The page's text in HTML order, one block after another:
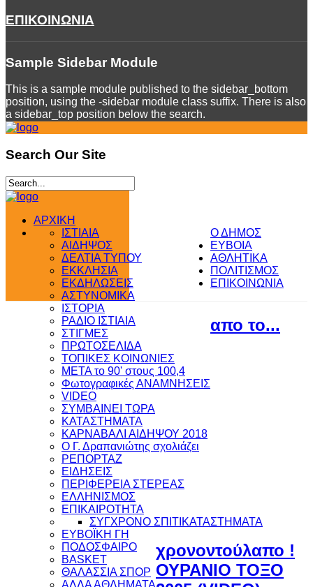
ΕΠΙΚΟΙΝΩΝΙΑ
Sample Sidebar Module
This is a sample module published to the sidebar_bottom
position, using the -sidebar module class suffix. There is also
a sidebar_top position below the search.
Search Our Site
ΑΡΧΙΚΗ
Ο ΔΗΜΟΣ
ΙΣΤΙΑΙΑ
ΑΙΔΗΨΟΣ
ΔΕΛΤΙΑ ΤΥΠΟΥ
ΕΚΚΛΗΣΙΑ
ΕΚΔΗΛΩΣΕΙΣ
ΑΣΤΥΝΟΜΙΚΑ
ΙΣΤΟΡΙΑ
ΡΑΔΙΟ ΙΣΤΙΑΙΑ
ΣΤΙΓΜΕΣ
ΠΡΩΤΟΣΕΛΙΔΑ
ΤΟΠΙΚΕΣ ΚΟΙΝΩΝΙΕΣ
ΜΕΤΑ το 90' στους 100,4
Φωτογραφικές ΑΝΑΜΝΗΣΕΙΣ
VIDEO
ΣΥΜΒΑΙΝΕΙ ΤΩΡΑ
ΚΑΤΑΣΤΗΜΑΤΑ
ΚΑΡΝΑΒΑΛΙ ΑΙΔΗΨΟΥ 2018
Ο Γ. Δραπανιώτης σχολιάζει
ΡΕΠΟΡΤΑΖ
ΕΥΒΟΙΑ
ΕΙΔΗΣΕΙΣ
ΠΕΡΙΦΕΡΕΙΑ ΣΤΕΡΕΑΣ
ΕΛΛΗΝΙΣΜΟΣ
ΕΠΙΚΑΙΡΟΤΗΤΑ
ΚΑΤΑΣΤΗΜΑΤΑ
ΣΥΓΧΡΟΝΟ ΣΠΙΤΙ
ΕΥΒΟΪΚΗ ΓΗ
ΑΘΛΗΤΙΚΑ
ΠΟΔΟΣΦΑΙΡΟ
BASKET
ΘΑΛΑΣΣΙΑ ΣΠΟΡ
ΑΛΛΑ ΑΘΛΗΜΑΤΑ
ΠΟΛΙΤΙΣΜΟΣ
ΕΠΙΚΟΙΝΩΝΙΑ
απο το...
χρονοντούλαπο !
ΟΥΡΑΝΙΟ ΤΟΞΟ